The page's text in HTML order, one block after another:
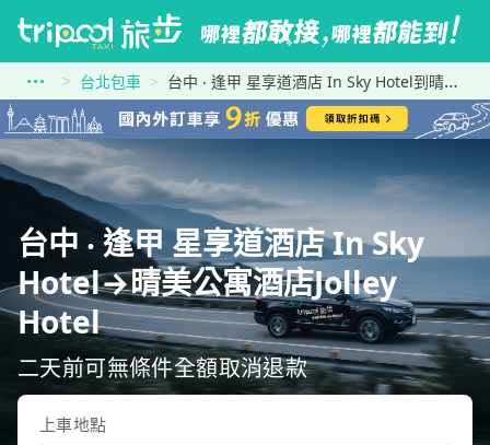
台北包車 台中 ‧ 逢甲 星享道酒店 In Sky Hotel到晴美公寓酒店Jolley Hotel
台中 ‧ 逢甲 星享道酒店 In Sky
Hotel→晴美公寓酒店Jolley
Hotel
二天前可無條件全額取消退款
上車地點